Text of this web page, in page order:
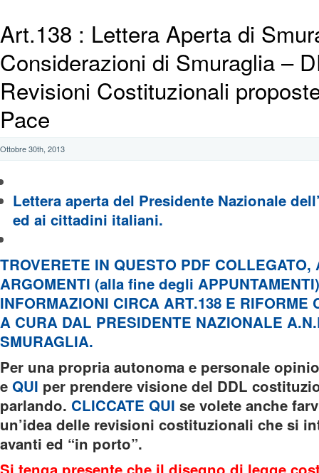
Art.138 : Lettera Aperta di
Considerazioni di Smuraglia –
Revisioni Costituzionali
Pace
Ottobre 30th, 2013
Lettera aperta del Presidente Nazionale
ed ai cittadini italiani.
TROVERETE IN QUESTO PDF COLLEGATO,
ARGOMENTI (alla fine degli
INFORMAZIONI CIRCA ART.138 E RIFORME
A CURA DAL PRESIDENTE NAZIONALE
SMURAGLIA.
Per una propria autonoma e personale
e QUI per prendere visione del DDL
parlando. CLICCATE QUI se volete anche
un’idea delle revisioni costituzionali che si
avanti ed “in porto”.